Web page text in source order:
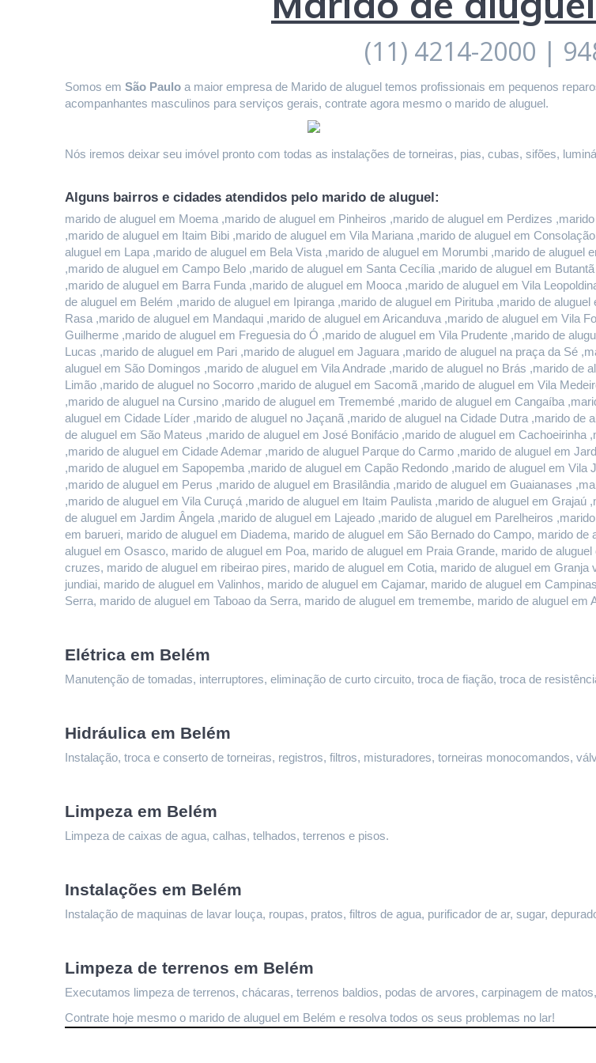
(11) 4214-2000 |
Somos em São Paulo a maior empresa de Marido de aluguel temos profissionais em pequenos
acompanhantes masculinos para serviços gerais, contrate agora mesmo o marido de aluguel.
Nós iremos deixar seu imóvel pronto com todas as instalações de torneiras, pias, cubas, sifões,
Alguns bairros e cidades atendidos pelo marido de aluguel:
marido de aluguel em Moema ,marido de aluguel em Pinheiros ,marido de aluguel em Perdizes
,marido de aluguel em Itaim Bibi ,marido de aluguel em Vila Mariana ,marido de aluguel em
aluguel em Lapa ,marido de aluguel em Bela Vista ,marido de aluguel em Morumbi ,marido de aluguel
,marido de aluguel em Campo Belo ,marido de aluguel em Santa Cecília ,marido de aluguel em
,marido de aluguel em Barra Funda ,marido de aluguel em Mooca ,marido de aluguel em Vila
de aluguel em Belém ,marido de aluguel em Ipiranga ,marido de aluguel em Pirituba ,marido de
Rasa ,marido de aluguel em Mandaqui ,marido de aluguel em Aricanduva ,marido de aluguel em Vila
Guilherme ,marido de aluguel em Freguesia do Ó ,marido de aluguel em Vila Prudente ,marido de
Lucas ,marido de aluguel em Pari ,marido de aluguel em Jaguara ,marido de aluguel na praça da Sé
aluguel em São Domingos ,marido de aluguel em Vila Andrade ,marido de aluguel no Brás ,marido de
Limão ,marido de aluguel no Socorro ,marido de aluguel em Sacomã ,marido de aluguel em Vila
,marido de aluguel na Cursino ,marido de aluguel em Tremembé ,marido de aluguel em Cangaíba
aluguel em Cidade Líder ,marido de aluguel no Jaçanã ,marido de aluguel na Cidade Dutra ,marido
de aluguel em São Mateus ,marido de aluguel em José Bonifácio ,marido de aluguel em
,marido de aluguel em Cidade Ademar ,marido de aluguel Parque do Carmo ,marido de aluguel em
,marido de aluguel em Sapopemba ,marido de aluguel em Capão Redondo ,marido de aluguel em
,marido de aluguel em Perus ,marido de aluguel em Brasilândia ,marido de aluguel em Guaianases
,marido de aluguel em Vila Curuçá ,marido de aluguel em Itaim Paulista ,marido de aluguel em
de aluguel em Jardim Ângela ,marido de aluguel em Lajeado ,marido de aluguel em Parelheiros
em barueri, marido de aluguel em Diadema, marido de aluguel em São Bernado do Campo, marido
aluguel em Osasco, marido de aluguel em Poa, marido de aluguel em Praia Grande, marido de
cruzes, marido de aluguel em ribeirao pires, marido de aluguel em Cotia, marido de aluguel em
jundiai, marido de aluguel em Valinhos, marido de aluguel em Cajamar, marido de aluguel em
Serra, marido de aluguel em Taboao da Serra, marido de aluguel em tremembe, marido de aluguel em
Elétrica em Belém
Manutenção de tomadas, interruptores, eliminação de curto circuito, troca de fiação, troca de
Hidráulica em Belém
Instalação, troca e conserto de torneiras, registros, filtros, misturadores, torneiras monocomandos,
Limpeza em Belém
Limpeza de caixas de agua, calhas, telhados, terrenos e pisos.
Instalações em Belém
Instalação de maquinas de lavar louça, roupas, pratos, filtros de agua, purificador de ar, sugar,
Limpeza de terrenos em Belém
Executamos limpeza de terrenos, chácaras, terrenos baldios, podas de arvores, carpinagem de
Contrate hoje mesmo o marido de aluguel em Belém e resolva todos os seus problemas no lar!